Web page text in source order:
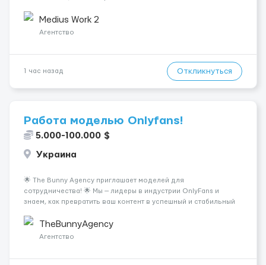
Мобільний. Психологическое...
Medius Work 2
Агентство
1 час назад Откликнуться
Работа моделью Onlyfans!
5.000-100.000 $
Украина
🌟 The Bunny Agency приглашает моделей для
сотрудничества! 🌟 Мы — лидеры в индустрии OnlyFans и
знаем, как превратить ваш контент в успешный и стабильный
готовы к долгосрочному сотрудничеству, у вас есть
уникальная возможность присоедини...
TheBunnyAgency
Агентство